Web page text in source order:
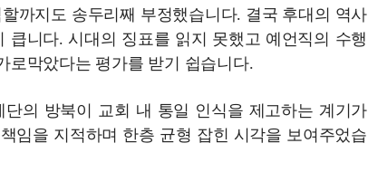
까지도 송두리째 부정했습니다. 결국 후대의 역사
니다. 시대의 징표를 읽지 못했고 예언직의 수행
로막았다는 평가를 받기 쉽습니다.
의 방북이 교회 내 통일 인식을 제고하는 계기가
임을 지적하며 한층 균형 잡힌 시각을 보여주었습